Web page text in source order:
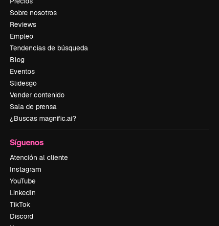
Sobre nosotros
Reviews
Empleo
Tendencias de búsqueda
Blog
Eventos
Slidesgo
Vender contenido
Sala de prensa
¿Buscas magnific.ai?
Síguenos
Atención al cliente
Instagram
YouTube
LinkedIn
TikTok
Discord